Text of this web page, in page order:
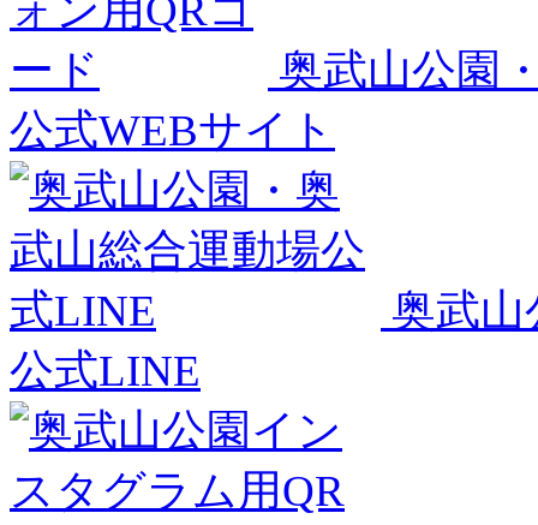
奥武山公園
公式WEBサイト
奥武山
公式LINE